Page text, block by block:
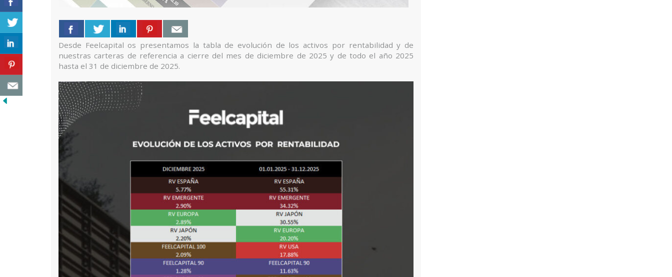
Desde Feelcapital os presentamos la tabla de evolución de los activos por rentabilidad y de
nuestras carteras de referencia a cierre del mes de diciembre de 2025 y de todo el año 2025
hasta el 31 de diciembre de 2025.